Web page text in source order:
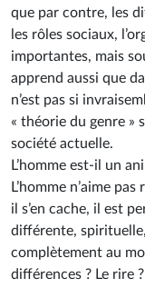
que par contre, les
les rôles sociaux,
importantes, mais
apprend aussi que
n’est pas si
« théorie du genre »
société actuelle.
L’homme est-il un
L’homme n’aime
il s’en cache, il est
différente,
complètement au
différences ? Le rire